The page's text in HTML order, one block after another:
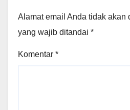
Alamat email Anda tidak akan
yang wajib ditandai *
Komentar *